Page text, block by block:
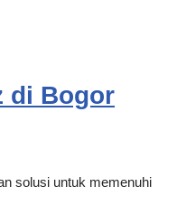
di Bogor
solusi untuk memenuhi